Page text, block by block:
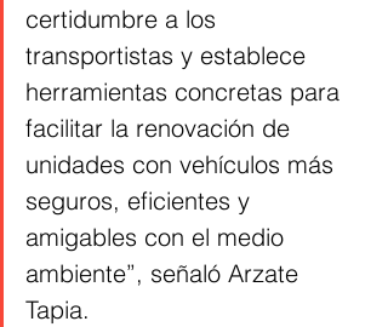
certidumbre a los
transportistas y establece
herramientas concretas para
facilitar la renovación de
unidades con vehículos más
seguros, eficientes y
amigables con el medio
ambiente”, señaló Arzate
Tapia.